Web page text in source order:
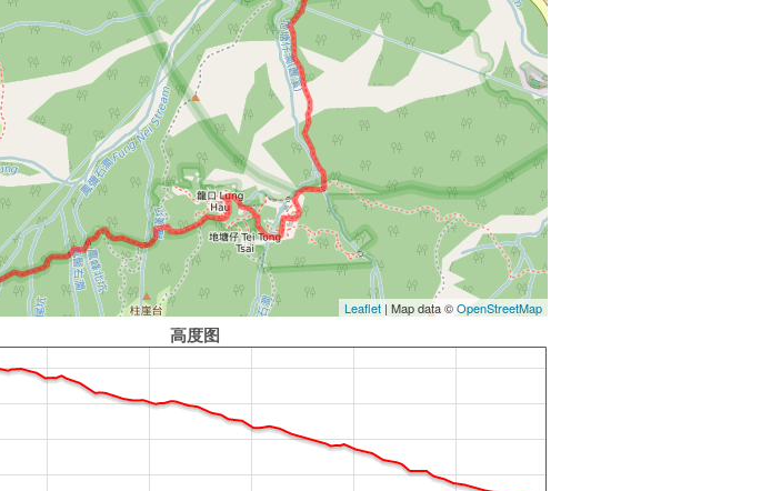
Leaflet | Map data ©OpenStreetMap